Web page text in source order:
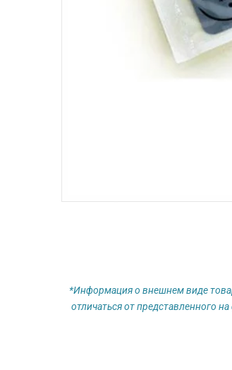
*Информация о внешнем виде
отличаться от представленного